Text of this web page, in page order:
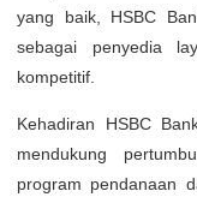
yang baik, HSBC
sebagai penyedia
kompetitif.
Kehadiran HSBC
mendukung
program pendanaan